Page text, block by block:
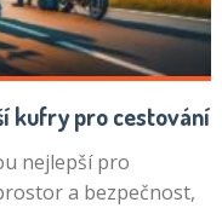
kufry pro cestování
nejlepší pro
a bezpečnost,